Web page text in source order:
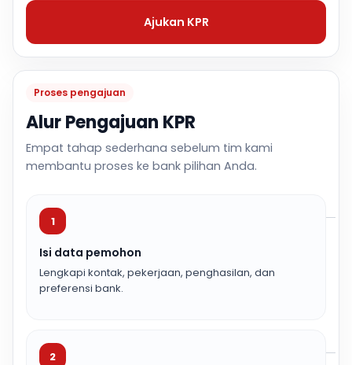
Proses pengajuan
Alur Pengajuan KPR
Empat tahap sederhana sebelum tim kami
membantu proses ke bank pilihan Anda.
1
Isi data pemohon
Lengkapi kontak, pekerjaan, penghasilan, dan
preferensi bank.
2
Ajukan KPR